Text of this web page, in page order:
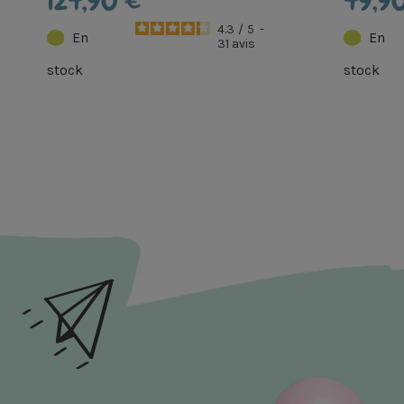
En
stock
4.3 / 5 -
31 avis
En
stock